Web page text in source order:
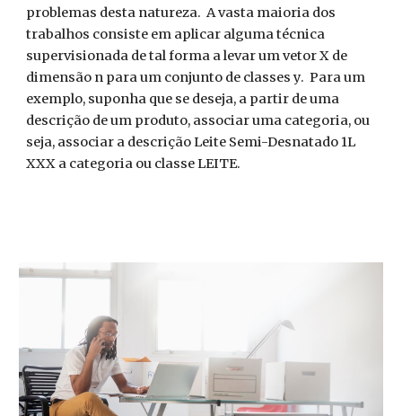
problemas desta natureza.  A vasta maioria dos
trabalhos consiste em aplicar alguma técnica
supervisionada de tal forma a levar um vetor X de
dimensão n para um conjunto de classes y.  Para um
exemplo, suponha que se deseja, a partir de uma
descrição de um produto, associar uma categoria, ou
seja, associar a descrição Leite Semi-Desnatado 1L
XXX a categoria ou classe LEITE.